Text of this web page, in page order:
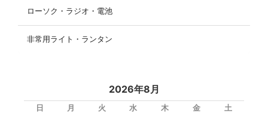
ローソク・ラジオ・電池
非常用ライト・ランタン
2026年8月
日 月 火 水 木 金
土